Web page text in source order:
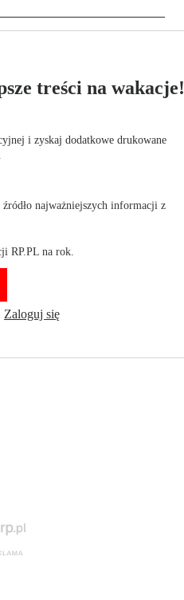
treści na wakacje!
i zyskaj dodatkowe drukowane
najważniejszych informacji z
RP.PL na rok.
Zaloguj się